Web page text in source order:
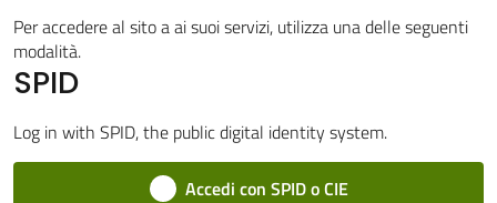
Vivere
Pieve
Cento
Menu selezionato
Per accedere al sito a ai suoi servizi, utilizza una delle seguenti
modalità.
SPID
Log in with SPID, the public digital identity system.
Accedi con SPID o CIE